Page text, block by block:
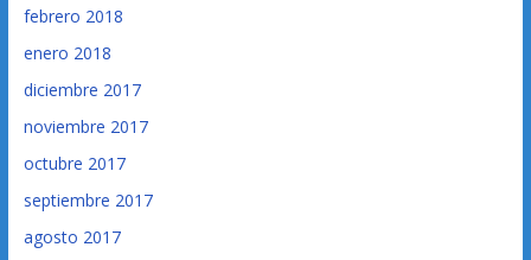
febrero 2018
enero 2018
diciembre 2017
noviembre 2017
octubre 2017
septiembre 2017
agosto 2017